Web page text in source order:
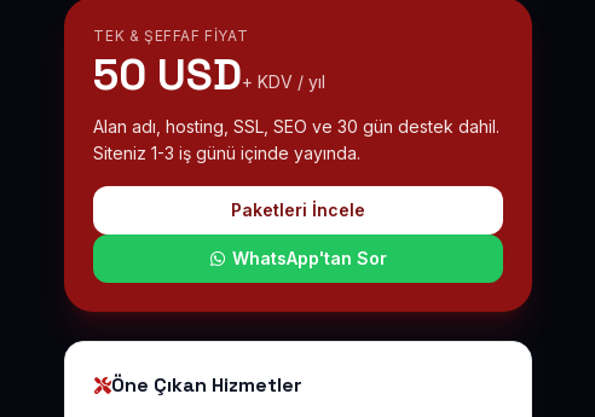
TEK & ŞEFFAF FIYAT
50 USD+ KDV / yıl
Alan adı, hosting, SSL, SEO ve 30 gün destek dahil.
Siteniz 1-3 iş günü içinde yayında.
Paketleri İncele
WhatsApp'tan Sor
Öne Çıkan Hizmetler